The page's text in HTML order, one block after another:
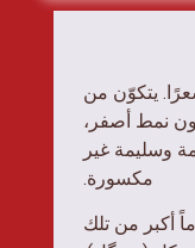
يتكوّن من
نمط أصفر،
وسليمة غير
مكسورة.
أكبر من تلك